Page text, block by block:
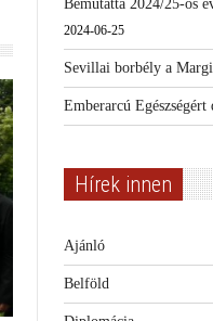
Bemutatta 2024/25-ös
2024-06-25
Sevillai borbély a
Emberarcú
Hírek innen
Ajánló
Belföld